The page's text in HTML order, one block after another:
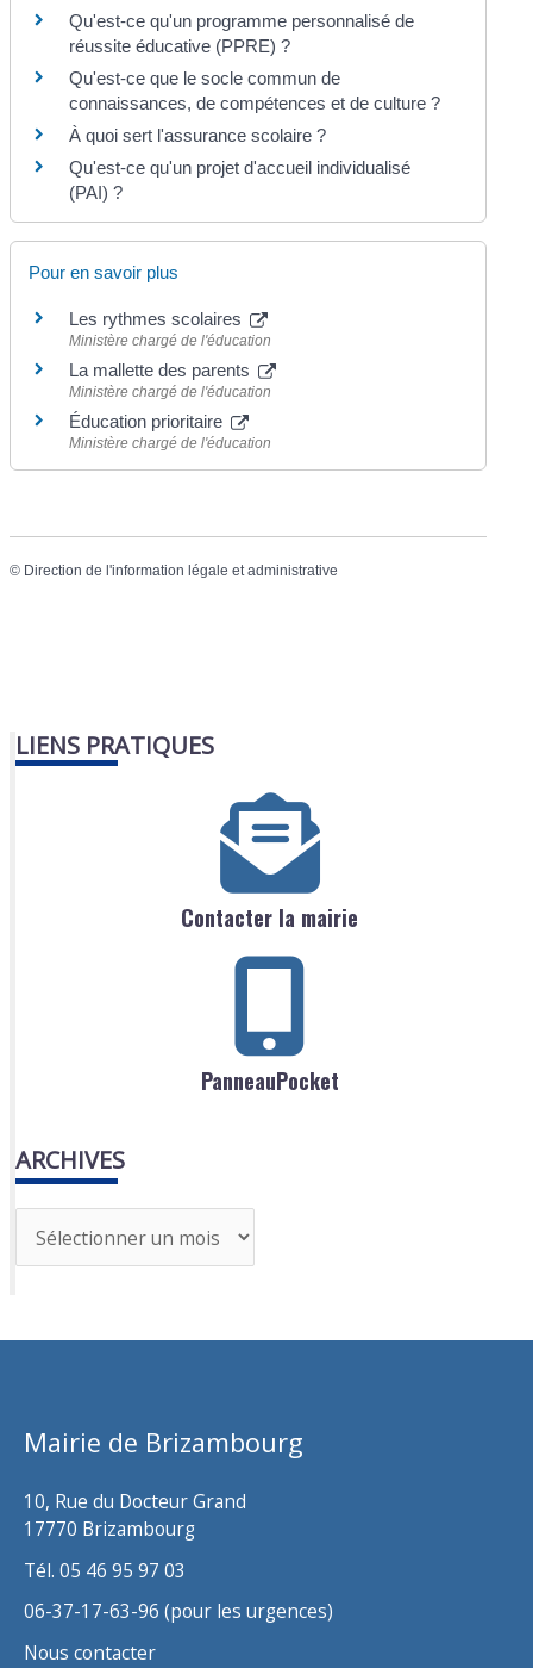
Qu'est-ce qu'un programme personnalisé de
réussite éducative (PPRE) ?
Qu'est-ce que le socle commun de
connaissances, de compétences et de culture ?
À quoi sert l'assurance scolaire ?
Qu'est-ce qu'un projet d'accueil individualisé
(PAI) ?
Pour en savoir plus
Les rythmes scolaires
Ministère chargé de l'éducation
La mallette des parents
Ministère chargé de l'éducation
Éducation prioritaire
Ministère chargé de l'éducation
© Direction de l'information légale et administrative
LIENS PRATIQUES
Contacter la mairie
PanneauPocket
ARCHIVES
r
h
Mairie de Brizambourg
10, Rue du Docteur Grand
17770 Brizambourg
Tél. 05 46 95 97 03
06-37-17-63-96 (pour les urgences)
Nous contacter